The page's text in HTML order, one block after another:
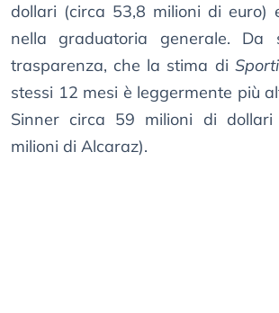
dollari (circa 53,8 milioni di euro)
nella graduatoria generale. Da
trasparenza, che la stima di
stessi 12 mesi è leggermente più
Sinner circa 59 milioni di
milioni di Alcaraz).